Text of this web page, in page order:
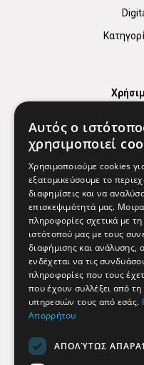
Πολιτική
Αυτός ο
χρησιμοποιεί
Χρησιμοποιούμε cookies
εξατομικεύσουμε το
διαφημίσεις και να
επισκεψιμότητά μας.
πληροφορίες σχετικά με
ιστότοπού μας με τους
διαφήμισης και ανάλυσης,
ενδέχεται να τις
πληροφορίες που τους
που έχουν συλλέξει από
υπηρεσιών τους από εσάς.
Απορρήτου
ΑΠΟΛΎΤΩΣ